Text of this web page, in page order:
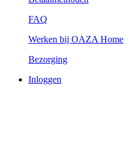
FAQ
Werken bij OAZA Home
Bezorging
Inloggen